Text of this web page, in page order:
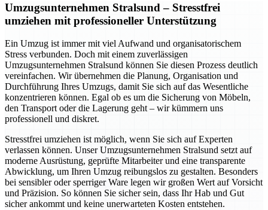
Umzugsunternehmen Stralsund – Stresstfrei
umziehen mit professioneller Unterstützung
Ein Umzug ist immer mit viel Aufwand und organisatorischem
Stress verbunden. Doch mit einem zuverlässigen
Umzugsunternehmen Stralsund können Sie diesen Prozess deutlich
vereinfachen. Wir übernehmen die Planung, Organisation und
Durchführung Ihres Umzugs, damit Sie sich auf das Wesentliche
konzentrieren können. Egal ob es um die Sicherung von Möbeln,
den Transport oder die Lagerung geht – wir kümmern uns
professionell und diskret.
Stresstfrei umziehen ist möglich, wenn Sie sich auf Experten
verlassen können. Unser Umzugsunternehmen Stralsund setzt auf
moderne Ausrüstung, geprüfte Mitarbeiter und eine transparente
Abwicklung, um Ihren Umzug reibungslos zu gestalten. Besonders
bei sensibler oder sperriger Ware legen wir großen Wert auf Vorsicht
und Präzision. So können Sie sicher sein, dass Ihr Hab und Gut
sicher ankommt und keine unerwarteten Kosten entstehen.